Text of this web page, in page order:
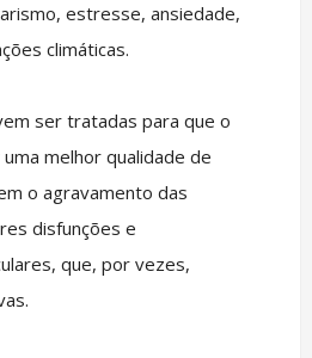
estresse, ansiedade,
climáticas.
ser tratadas para que o
melhor qualidade de
o agravamento das
disfunções e
que, por vezes,